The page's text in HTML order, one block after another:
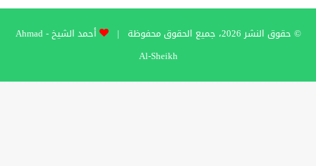
© حقوق النشر 2026، جميع الحقوق محفوظة |
أحمد الشيخ - Ahmad
Al-Sheikh